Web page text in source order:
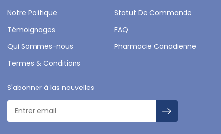
Notre Politique
Statut De Commande
Témoignages
FAQ
Qui Sommes-nous
Pharmacie Canadienne
Termes & Conditions
S'abonner à las nouvelles